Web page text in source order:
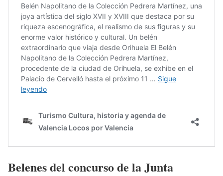
Belenes del concurso de la Junta